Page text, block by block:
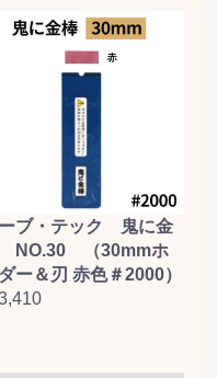
ブ・テック 鬼に金
NO.30 （30mmホ
ー＆刃 赤色＃2000）